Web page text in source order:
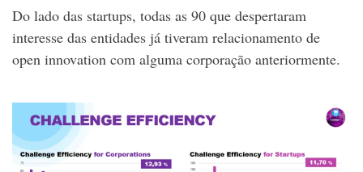
Do lado das startups, todas as 90 que despertaram
interesse das entidades já tiveram relacionamento de
open innovation com alguma corporação anteriormente.